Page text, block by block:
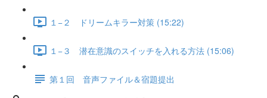
１−２ ドリームキラー対策 (15:22)
１−３ 潜在意識のスイッチを入れる方法 (15:06)
第１回 音声ファイル＆宿題提出